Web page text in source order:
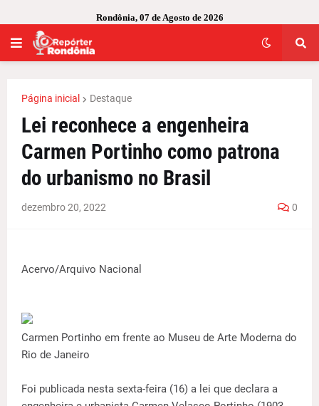
Rondônia, 07 de Agosto de 2026
Página inicial Destaque
Lei reconhece a engenheira
Carmen Portinho como patrona
do urbanismo no Brasil
dezembro 20, 2022 0
Acervo/Arquivo Nacional
Carmen Portinho em frente ao Museu de Arte Moderna do
Rio de Janeiro
Foi publicada nesta sexta-feira (16) a lei que declara a